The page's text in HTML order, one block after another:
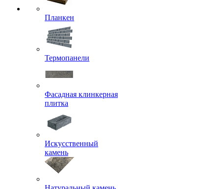
Планкен
Термопанели
Фасадная клинкерная
плитка
Искусственный
камень